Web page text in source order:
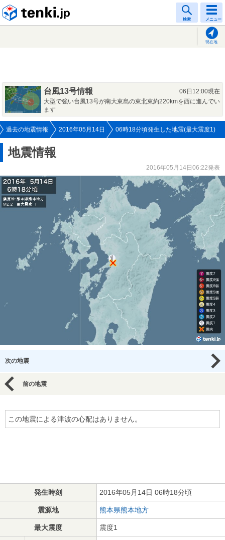
検索 メニュー
現在地
台風13号情報
06日12:00現在
大型で強い台風13号が南大東島の東北東約220kmを西に進んでい
ます
過去の地震情報 2016年05月14日 06時18分頃発生した地震(最大震度1)
地震情報
2016年05月14日06:22発表
次の地震
前の地震
この地震による津波の心配はありません。
発生時刻 2016年05月14日 06時18分頃
震源地 熊本県熊本地方
最大震度 震度1